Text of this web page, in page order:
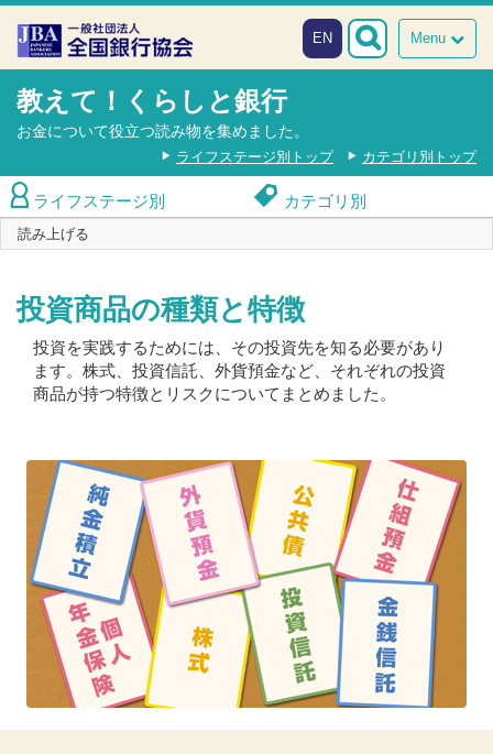
本文へスキップ
障がい者向け相談窓口
Menu
EN
教えて！くらしと銀行
お金について役立つ読み物を集めました。
ライフステージ別トップ カテゴリ別トップ
ライフステージ別 カテゴリ別
読み上げる
投資商品の種類と特徴
投資を実践するためには、その投資先を知る必要があり
ます。株式、投資信託、外貨預金など、それぞれの投資
商品が持つ特徴とリスクについてまとめました。